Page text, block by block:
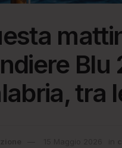
Blu
tra